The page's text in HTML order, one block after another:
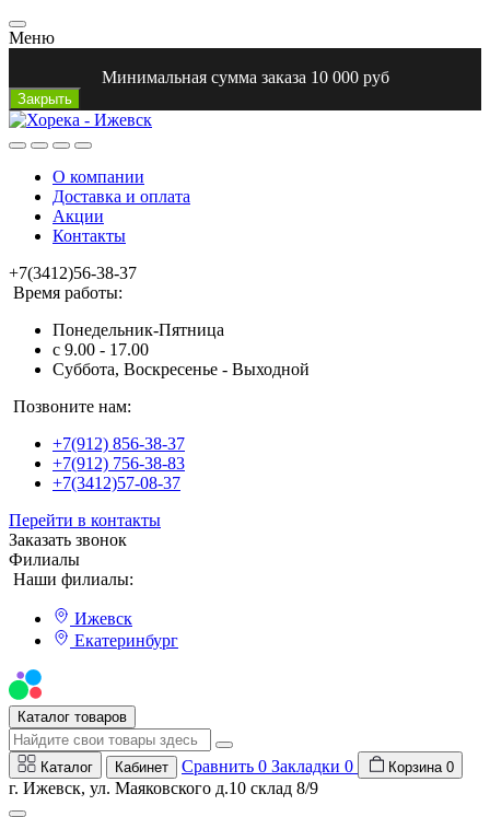
Меню
Минимальная сумма заказа 10 000 руб
Закрыть
О компании
Доставка и оплата
Акции
Контакты
+7(3412)56-38-37
Время работы:
Понедельник-Пятница
с 9.00 - 17.00
Суббота, Воскресенье - Выходной
Позвоните нам:
+7(912) 856-38-37
+7(912) 756-38-83
+7(3412)57-08-37
Перейти в контакты
Заказать звонок
Филиалы
Наши филиалы:
Ижевск
Екатеринбург
Каталог товаров
Каталог Кабинет Сравнить 0 Закладки 0 Корзина 0
г. Ижевск, ул. Маяковского д.10 склад 8/9